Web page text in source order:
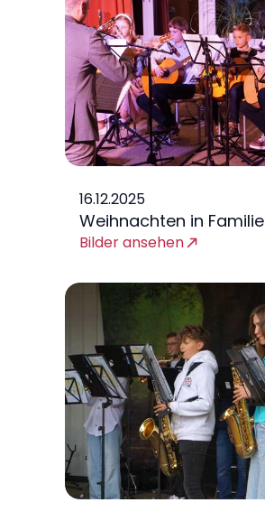
16.12.2025
Weihnachten in Familie
Bilder ansehen